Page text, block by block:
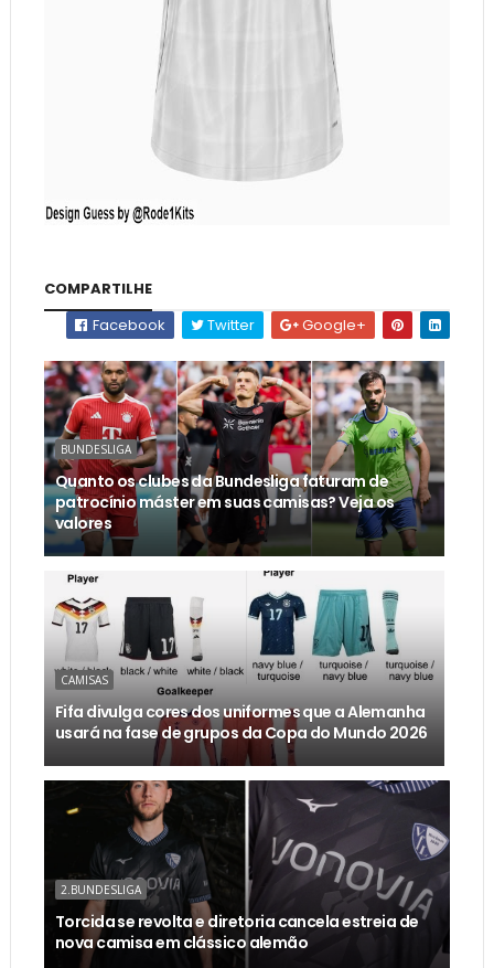
COMPARTILHE
Facebook
Twitter Google+
BUNDESLIGA
Quanto os clubes da Bundesliga faturam de
patrocínio máster em suas camisas? Veja os
valores
CAMISAS
Fifa divulga cores dos uniformes que a Alemanha
usará na fase de grupos da Copa do Mundo 2026
2.BUNDESLIGA
Torcida se revolta e diretoria cancela estreia de
nova camisa em clássico alemão